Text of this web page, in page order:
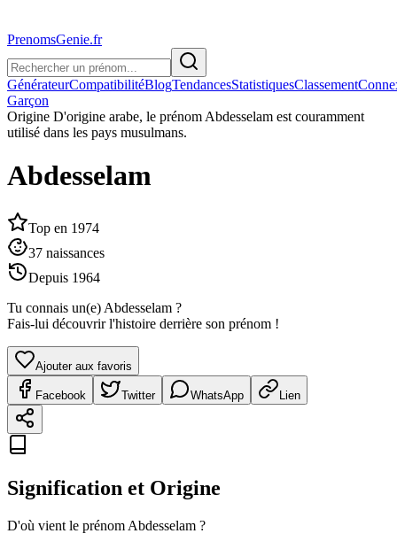
PrenomsGenie.fr
GénérateurCompatibilitéBlogTendancesStatistiquesClassement
Garçon
Origine D'origine arabe, le prénom Abdesselam est couramment
utilisé dans les pays musulmans.
Abdesselam
Top en 1974
37 naissances
Depuis 1964
Tu connais un(e) Abdesselam ?
Fais-lui découvrir l'histoire derrière son prénom !
Ajouter aux favoris
Facebook Twitter WhatsApp Lien
Signification et Origine
D'où vient le prénom Abdesselam ?